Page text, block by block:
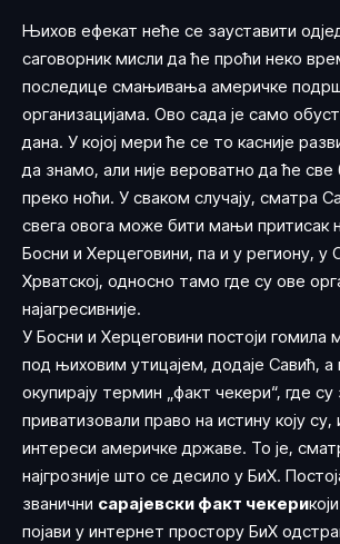
Њихов ефекат неће се зауставити
саговорник мисли да ће проћи неко
последице смањивања америчке
организацијама. Ово сада је само
дана. У којој мери ће се то касније
да знамо, али није вероватно да ће све
преко ноћи. У сваком случају, сматра
свега овога може бити мањи притисак
Босни и Херцеговини, па и у региону, у
Хрватској, односно тамо где су ове
најагресивније.
У Босни и Херцеговини постоји гомила
под њиховим утицајем, додаје Савић, а
окупирају термин „факт чекери“, где су
приватизовали право на истину коју су,
интереси америчке државе. То је,
најгрозније што се десило у БиХ.
званични сарајевски факт чекери
појави у интернет простору БиХ